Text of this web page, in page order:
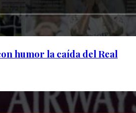
humor la caída del Real